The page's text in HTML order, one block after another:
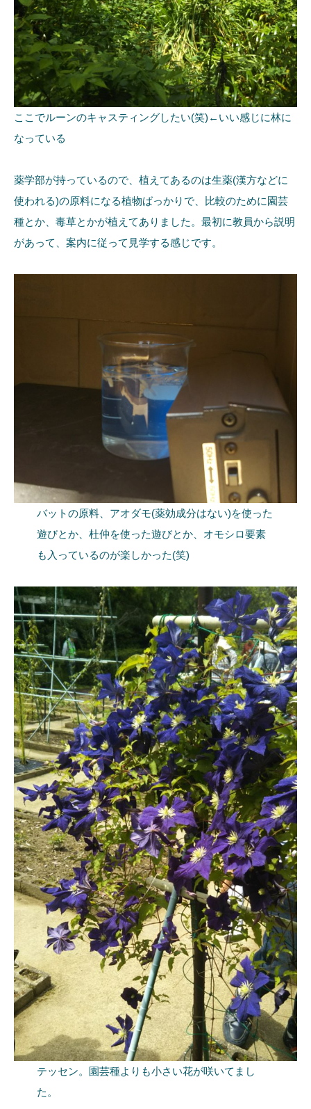
ここでルーンのキャスティングしたい(笑)←いい感じに林に
なっている
薬学部が持っているので、植えてあるのは生薬(漢方などに
使われる)の原料になる植物ばっかりで、比較のために園芸
種とか、毒草とかが植えてありました。最初に教員から説明
があって、案内に従って見学する感じです。
バットの原料、アオダモ(薬効成分はない)を使った
遊びとか、杜仲を使った遊びとか、オモシロ要素
も入っているのが楽しかった(笑)
テッセン。園芸種よりも小さい花が咲いてまし
た。